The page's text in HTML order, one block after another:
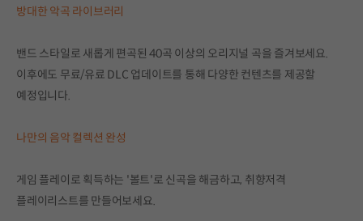
방대한 악곡 라이브러리
밴드 스타일로 새롭게 편곡된 40곡 이상의 오리지널 곡을 즐겨보세요.
이후에도 무료/유료 DLC 업데이트를 통해 다양한 컨텐츠를 제공할
예정입니다.
나만의 음악 컬렉션 완성
게임 플레이로 획득하는 '볼트'로 신곡을 해금하고, 취향저격
플레이리스트를 만들어보세요.